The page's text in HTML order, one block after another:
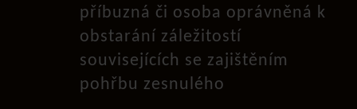
příbuzná či osoba oprávněná k
obstarání záležitostí
souvisejících se zajištěním
pohřbu zesnulého